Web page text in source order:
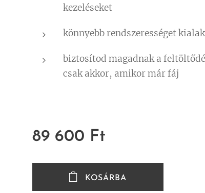
kezeléseket
könnyebb rendszerességet
biztosítod magadnak a
csak akkor, amikor már fáj
89 600 Ft
KOSÁRBA